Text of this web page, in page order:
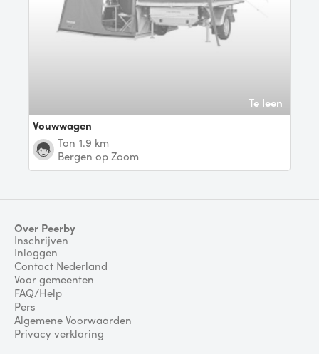
Te leen
Vouwwagen
Ton 1.9 km
Bergen op Zoom
Over Peerby
Inschrijven
Inloggen
Contact Nederland
Voor gemeenten
FAQ/Help
Pers
Algemene Voorwaarden
Privacy verklaring